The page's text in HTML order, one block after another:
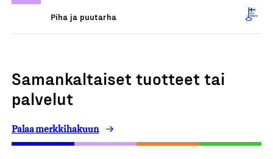
Piha ja puutarha
Samankaltaiset tuotteet tai
palvelut
Palaa merkkihakuun